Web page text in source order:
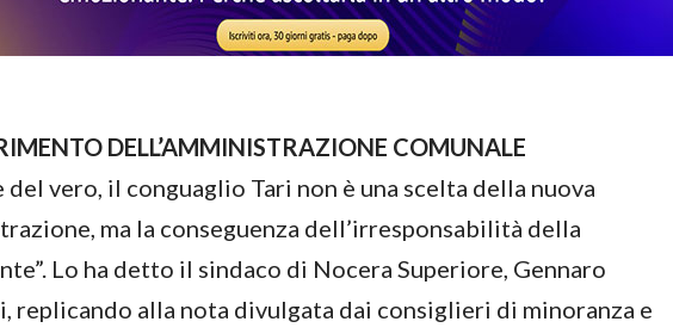
DELL’AMMINISTRAZIONE COMUNALE
del vero, il conguaglio Tari non è una scelta della nuova
ma la conseguenza dell’irresponsabilità della
Lo ha detto il sindaco di Nocera Superiore, Gennaro
replicando alla nota divulgata dai consiglieri di minoranza e